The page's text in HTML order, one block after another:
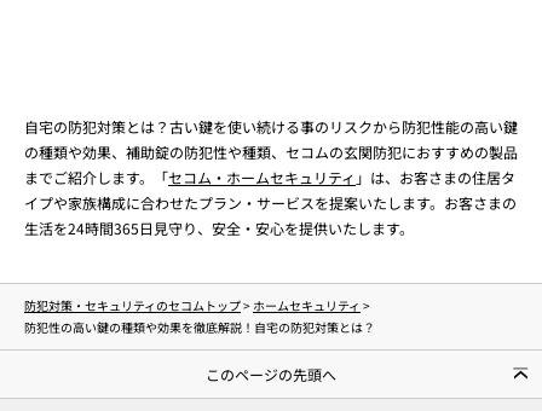
自宅の防犯対策とは？古い鍵を使い続ける事のリスクから防犯性能の高い鍵
の種類や効果、補助錠の防犯性や種類、セコムの玄関防犯におすすめの製品
までご紹介します。「セコム・ホームセキュリティ 」は、お客さまの住居タ
イプや家族構成に合わせたプラン・サービスを提案いたします。お客さまの
生活を24時間365日見守り、安全・安心を提供いたします。
防犯対策・セキュリティのセコムトップ> ホームセキュリティ >
防犯性の高い鍵の種類や効果を徹底解説！自宅の防犯対策とは？
このページの先頭へ